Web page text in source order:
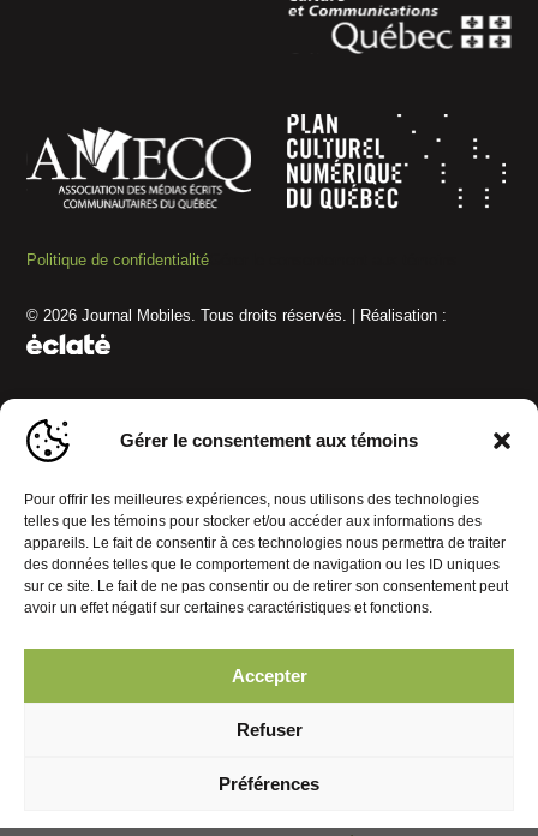
Gérer le consentement aux témoins
Pour offrir les meilleures expériences, nous utilisons des technologies
telles que les témoins pour stocker et/ou accéder aux informations des
appareils. Le fait de consentir à ces technologies nous permettra de traiter
des données telles que le comportement de navigation ou les ID uniques
sur ce site. Le fait de ne pas consentir ou de retirer son consentement peut
avoir un effet négatif sur certaines caractéristiques et fonctions.
Accepter
Refuser
Préférences
Politique de confidentialité
© 2026 Journal Mobiles. Tous droits réservés. | Réalisation :